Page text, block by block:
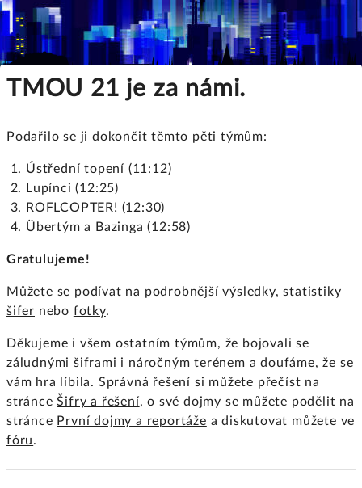
TMOU 21 je za námi.
Podařilo se ji dokončit těmto pěti týmům:
Ústřední topení (11:12)
Lupínci (12:25)
ROFLCOPTER! (12:30)
Übertým a Bazinga (12:58)
Gratulujeme!
Můžete se podívat na podrobnější výsledky,statistiky
šifer nebo fotky.
Děkujeme i všem ostatním týmům, že bojovali se
záludnými šiframi i náročným terénem a doufáme, že se
vám hra líbila. Správná řešení si můžete přečíst na
stránceŠifry a řešení, o své dojmy se můžete podělit na
stránce První dojmy a reportáže a diskutovat můžete ve
fóru.